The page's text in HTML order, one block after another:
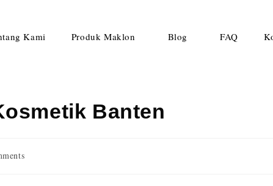
Kami Produk Maklon Blog FAQ
Banten